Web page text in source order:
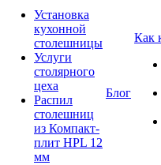
Установка
кухонной
столешницы
Услуги
столярного
цеха
Распил
столешниц
из Компакт-
плит HPL 12
мм
Блог
Как